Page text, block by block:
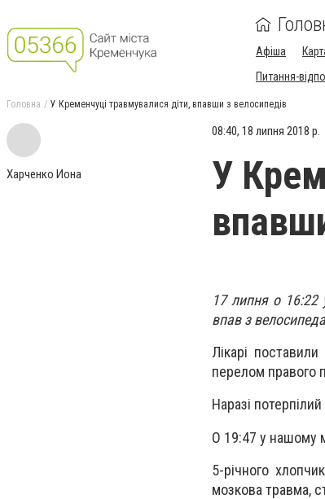
Афіша
Питання-
Головна У Кременчуці травмувалися діти, впавши з велосипедів
Харченко Иона
08:40, 18 липня 2018 р.
У
17 липня о 16:22
впав з
Лікарі
перелом правого
Наразі
О 19:47 у нашому
5-річного
мозкова травма,